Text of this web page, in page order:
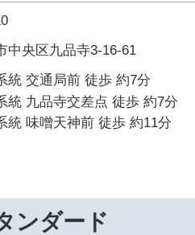
中央区九品寺3-16-61
統 交通局前 徒歩 約7分
統 九品寺交差点 徒歩 約7分
統 味噌天神前 徒歩 約11分
ンダード